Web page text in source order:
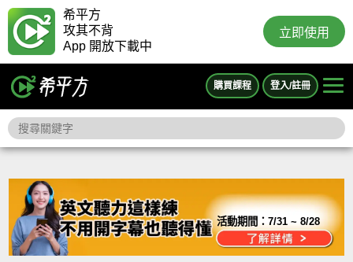
希平方
攻其不背
App 開放下載中
立即使用
購買課程 登入/註冊
活動期間：7/31 ~ 8/28